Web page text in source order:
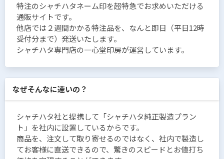
特注のシャチハタネーム印を超特急でお求めいただける
通販サイトです。
他店では２週間かかる特注品を、なんと即日（平日12時
受付分まで）発送いたします。
シャチハタ専門店の一心堂印房が運営しています。
なぜそんなに速いの？
シャチハタ社と提携して「シャチハタ純正製造プラン
ト」を社内に設置しているからです。
商品を、注文して取り寄せるのではなく、社内で製造し
てお客様に直送できるので、驚きのスピードとお値打ち